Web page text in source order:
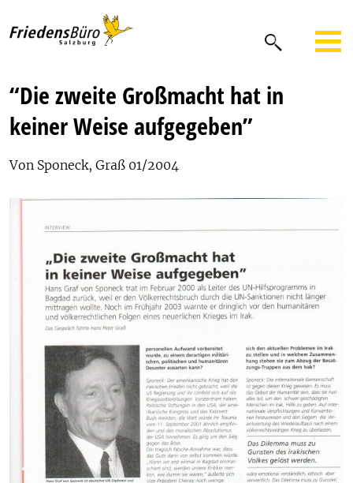
“Die zweite Großmacht hat in
keiner Weise aufgegeben”
Von Sponeck, Graß 01/2004